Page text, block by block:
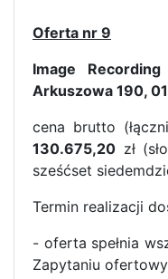
Oferta nr 9
Image
Arkuszowa 190,
cena brutto
130.675,20 zł
sześćset
Termin realizacji
- oferta spełnia
Zapytaniu